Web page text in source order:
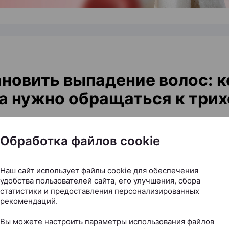
выпадение волос:
нужно обращаться к
остается все больше волос, пробор
советуют то витамины, то шампуни от
Но что делать, чтобы действительно решить
косметологом и дерматологом, основателем и
и дерматологии KODERM
разбираемся, когда стоит обратиться к
Обработка файлов cookie
Наш сайт использует файлы cookie для обеспечения
удобства пользователей сайта, его улучшения, сбора
статистики и предоставления персонализированных
рекомендаций.
Вы можете настроить параметры использования файлов